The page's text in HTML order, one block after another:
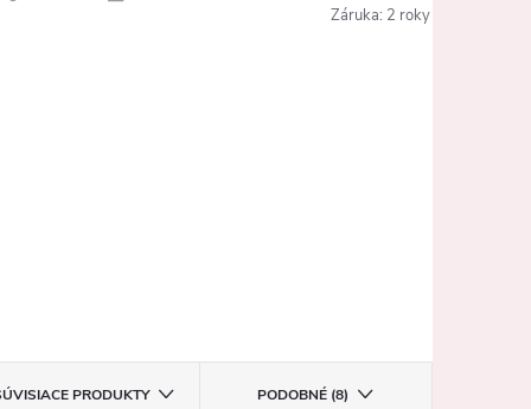
Záruka: 2 roky
PRODUKTY PODOBNÉ (8)